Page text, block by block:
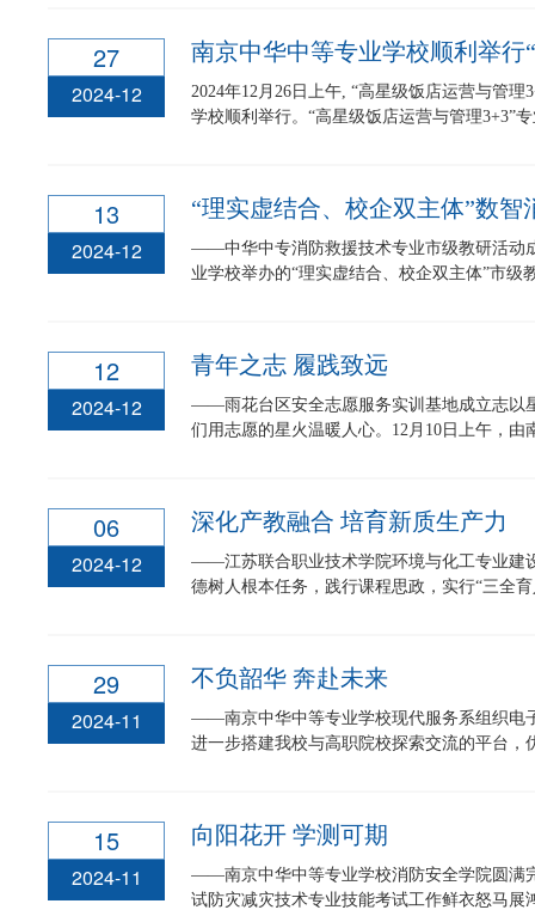
27
2024-12
2024年12月26日上午, “高星级饭店运营与管
学校顺利举行。“高星级饭店运营与管理3+3”
13
2024-12
“理实虚结合、校企双主体”数
——中华中专消防救援技术专业市级教研活动
业学校举办的“理实虚结合、校企双主体”市级
12
2024-12
青年之志 履践致远
——雨花台区安全志愿服务实训基地成立志以
们用志愿的星火温暖人心。12月10日上午，由
06
2024-12
深化产教融合 培育新质生产力
——江苏联合职业技术学院环境与化工专业建
德树人根本任务，践行课程思政，实行“三全
29
2024-11
不负韶华 奔赴未来
——南京中华中等专业学校现代服务系组织电
进一步搭建我校与高职院校探索交流的平台，
15
2024-11
向阳花开 学测可期
——南京中华中等专业学校消防安全学院圆满
试防灾减灾技术专业技能考试工作鲜衣怒马展